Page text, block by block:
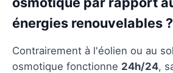
énergies renouvelables ?
Contrairement à l'éolien ou au
osmotique fonctionne 24h/24,